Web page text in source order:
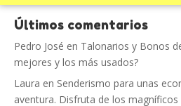
Últimos comentarios
Pedro José en Talonarios y Bonos
mejores y los más usados?
Laura en Senderismo para unas
aventura. Disfruta de los magníficos